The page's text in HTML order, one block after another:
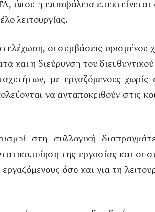
όπου η επισφάλεια επεκτείνεται
λειτουργίας.
οι συμβάσεις ορισμένου
και η διεύρυνση του διευθυντικού
με εργαζόμενους χωρίς
να ανταποκριθούν στις
στη συλλογική
της εργασίας και οι
όσο και για τη